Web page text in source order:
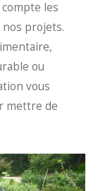
les
projets.
ou
vous
mettre de